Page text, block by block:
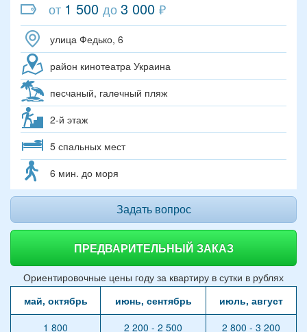
от 1 500 до3 000 ₽
улица Федько, 6
район кинотеатра Украина
песчаный, галечный пляж
2-й этаж
5 спальных мест
6 мин. до моря
Задать вопрос
ПРЕДВАРИТЕЛЬНЫЙ ЗАКАЗ
Ориентировочные цены году за квартиру в сутки в рублях
май, октябрь
июнь, сентябрь
июль, август
1 800
2 200 - 2 500
2 800 - 3 200